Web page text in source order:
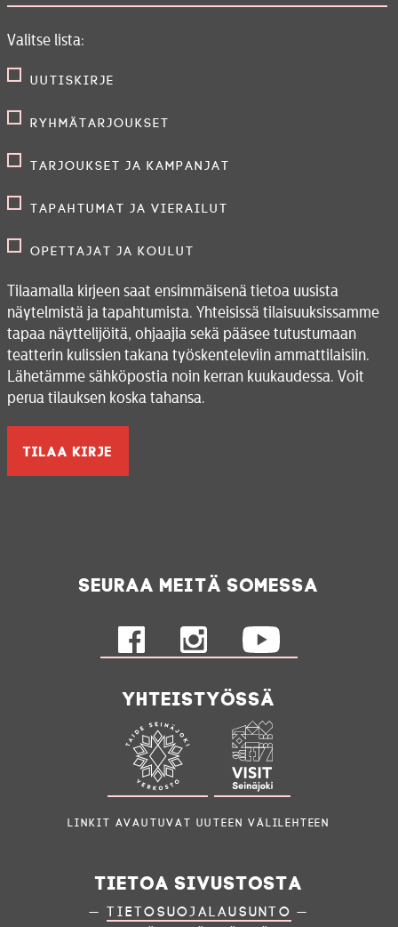
Valitse lista:
Uutiskirje
Ryhmätarjoukset
Tarjoukset ja kampanjat
Tapahtumat ja vierailut
Opettajat ja koulut
Tilaamalla kirjeen saat ensimmäisenä tietoa uusista
näytelmistä ja tapahtumista. Yhteisissä tilaisuuksissamme
tapaa näyttelijöitä, ohjaajia sekä pääsee tutustumaan
teatterin kulissien takana työskenteleviin ammattilaisiin.
Lähetämme sähköpostia noin kerran kuukaudessa. Voit
perua tilauksen koska tahansa.
Seuraa meitä somessa
Yhteistyössä
Linkit avautuvat uuteen välilehteen
Tietoa sivustosta
—Tietosuojalausunto —